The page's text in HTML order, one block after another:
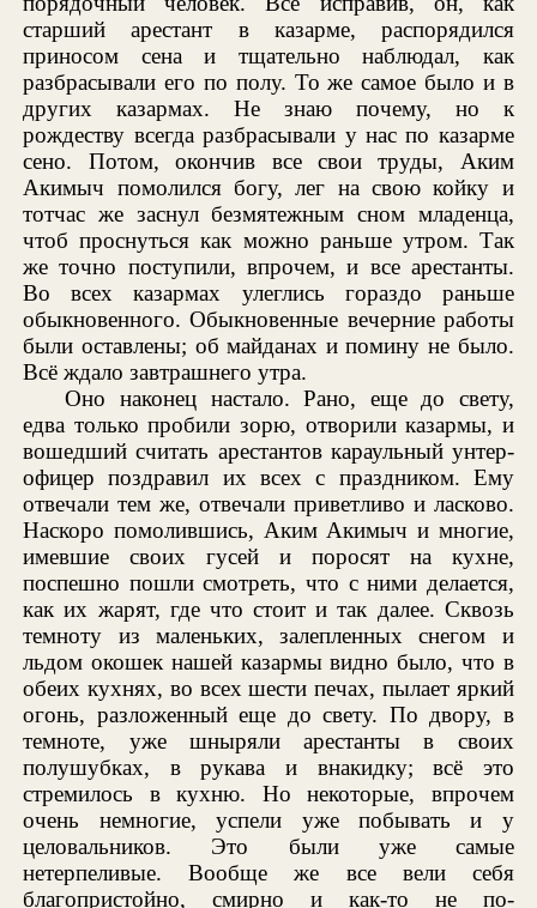
старший арестант в казарме, распорядился
приносом сена и тщательно наблюдал, как
разбрасывали его по полу. То же самое было и в
других казармах. Не знаю почему, но к
рождеству всегда разбрасывали у нас по казарме
сено. Потом, окончив все свои труды, Аким
Акимыч помолился богу, лег на свою койку и
тотчас же заснул безмятежным сном младенца,
чтоб проснуться как можно раньше утром. Так
же точно поступили, впрочем, и все арестанты.
Во всех казармах улеглись гораздо раньше
обыкновенного. Обыкновенные вечерние работы
были оставлены; об майданах и помину не было.
Всё ждало завтрашнего утра.
Оно наконец настало. Рано, еще до свету,
едва только пробили зорю, отворили казармы, и
вошедший считать арестантов караульный унтер-
офицер поздравил их всех с праздником. Ему
отвечали тем же, отвечали приветливо и ласково.
Наскоро помолившись, Аким Акимыч и многие,
имевшие своих гусей и поросят на кухне,
поспешно пошли смотреть, что с ними делается,
как их жарят, где что стоит и так далее. Сквозь
темноту из маленьких, залепленных снегом и
льдом окошек нашей казармы видно было, что в
обеих кухнях, во всех шести печах, пылает яркий
огонь, разложенный еще до свету. По двору, в
темноте, уже шныряли арестанты в своих
полушубках, в рукава и внакидку; всё это
стремилось в кухню. Но некоторые, впрочем
очень немногие, успели уже побывать и у
целовальников. Это были уже самые
нетерпеливые. Вообще же все вели себя
благопристойно, смирно и как-то не по-